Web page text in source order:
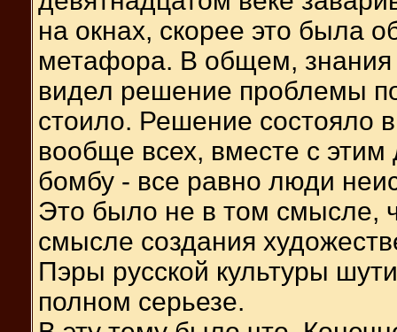
на окнах, скорее это была
метафора. В общем, знания
видел решение проблемы
стоило. Решение состояло
вообще всех, вместе с
бомбу - все равно люди
Это было не в том смысле,
смысле создания
Пэры русской культуры
полном серьезе.